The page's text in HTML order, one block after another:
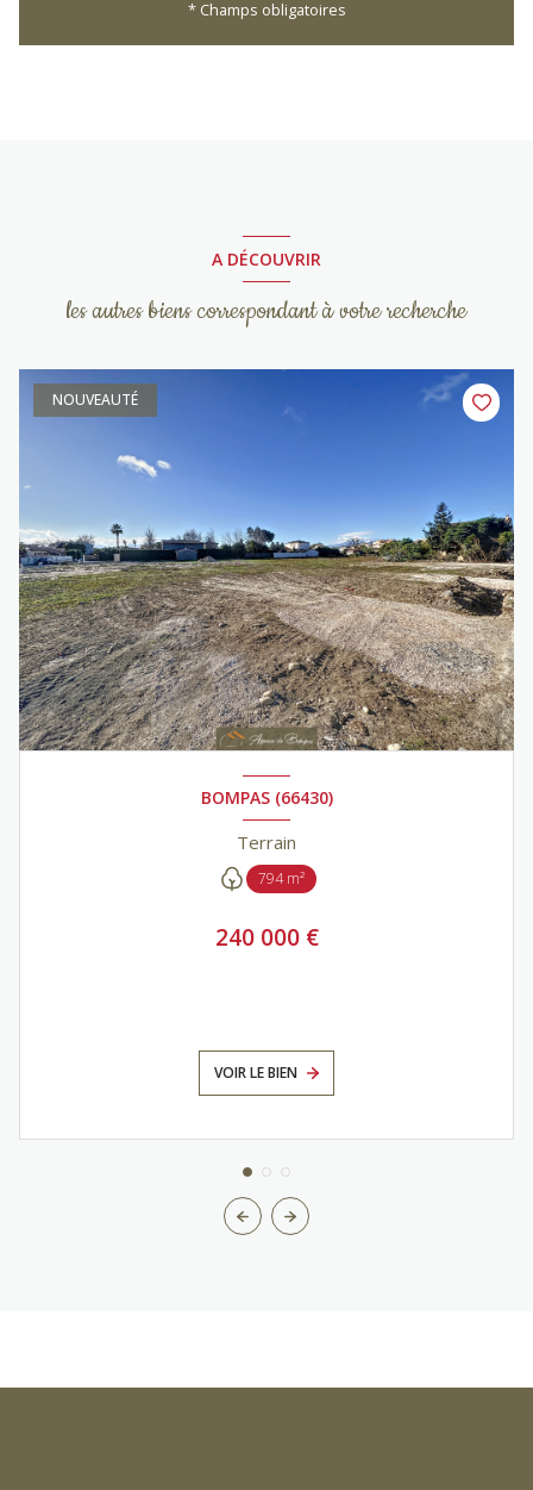
* Champs obligatoires
A DÉCOUVRIR
les autres biens correspondant à votre recherche
NOUVEAUTÉ
BOMPAS (66430)
Terrain
794 m²
240 000 €
VOIR LE BIEN